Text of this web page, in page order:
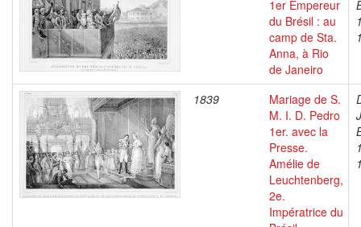
1er Empereur
du Brésil : au
camp de Sta.
Anna, à Rio
de Janeiro
1839
Mariage de S.
M. I. D. Pedro
1er. avec la
Presse.
Amélie de
Leuchtenberg,
2e.
Impératrice du